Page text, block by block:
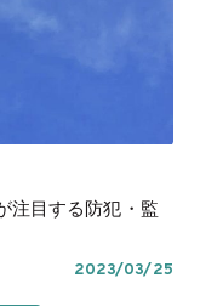
注目する防犯・監
2023/03/25